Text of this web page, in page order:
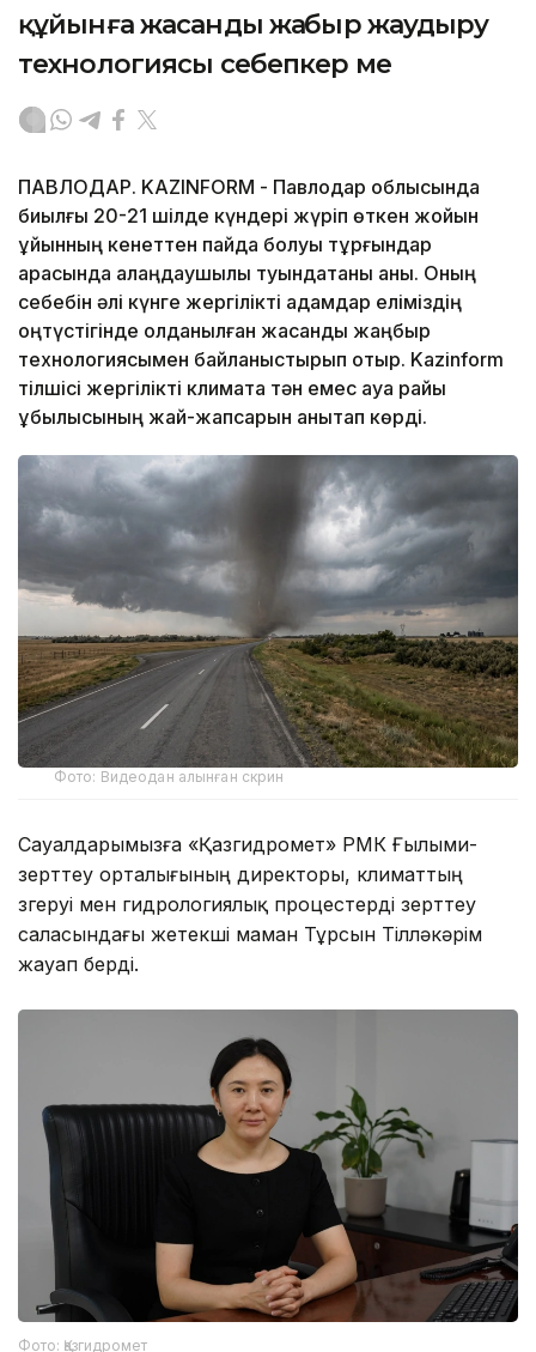
құйынға жасанды жаңбыр жаудыру
технологиясы себепкер ме
ПАВЛОДАР. KAZINFORM - Павлодар облысында
биылғы 20-21 шілде күндері жүріп өткен жойқын
құйынның кенеттен пайда болуы тұрғындар
арасында алаңдаушылық туындатқаны анық. Оның
себебін әлі күнге жергілікті адамдар еліміздің
оңтүстігінде қолданылған жасанды жаңбыр
технологиясымен байланыстырып отыр. Kazinform
тілшісі жергілікті климатқа тән емес ауа райы
құбылысының жай-жапсарын анықтап көрді.
Фото: Видеодан алынған скрин
Сауалдарымызға «Қазгидромет» РМК Ғылыми-
зерттеу орталығының директоры, климаттың
өзгеруі мен гидрологиялық процестерді зерттеу
саласындағы жетекші маман Тұрсын Тілләкәрім
жауап берді.
Фото: Қазгидромет